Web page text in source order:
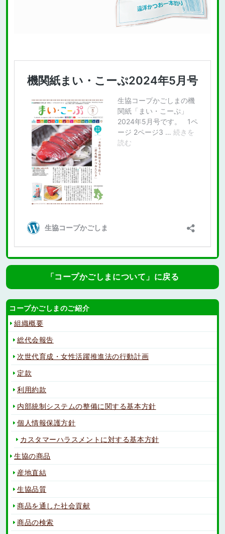
「コープかごしまについて」に戻る
コープかごしまのご紹介
組織概要
総代会報告
次世代育成・女性活躍推進法の行動計画
定款
利用約款
内部統制システムの整備に関する基本方針
個人情報保護方針
カスタマーハラスメントに対する基本方針
生協の商品
産地直結
生協品質
商品を通した社会貢献
商品の検索